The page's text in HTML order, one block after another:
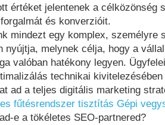
értéket jelentenek a célközönség
és konverzióit.
mindezt egy komplex, személyre
nyújtja, melynek célja, hogy a
valóban hatékony legyen.
technikai
ad a teljes digitális marketing
fűtésrendszer tisztítás Gépi
e a tökéletes SEO-partnered?